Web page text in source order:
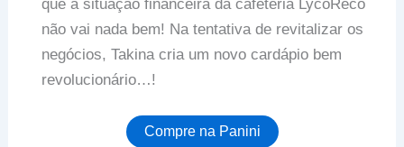
que a situação financeira da cafeteria LycoReco
não vai nada bem! Na tentativa de revitalizar os
negócios, Takina cria um novo cardápio bem
revolucionário…!
Compre na Panini